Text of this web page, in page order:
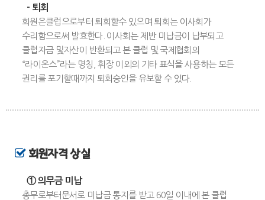
- 퇴회
회원은클럽으로부터 퇴회할수 있으며 퇴회는 이사회가
수리함으로써 발효한다. 이사회는 제반 미납금이 납부되고
클럽자금 및자산이 반환되고 본 클럽 및 국제협회의
“라이온스”라는 명칭, 휘장 이외의 기타 표식을 사용하는 모든
권리를 포기할때까지 퇴회승인을 유보할 수 있다.
회원자격 상실
① 의무금 미납
총무로부터문서로 미납금 통지를 받고 60일 이내에 본 클럽